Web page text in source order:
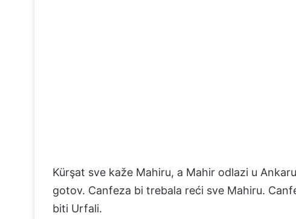
Kürşat sve kaže Mahiru, a Mahir odlazi u
gotov. Canfeza bi trebala reći sve Mahiru.
biti Urfali.